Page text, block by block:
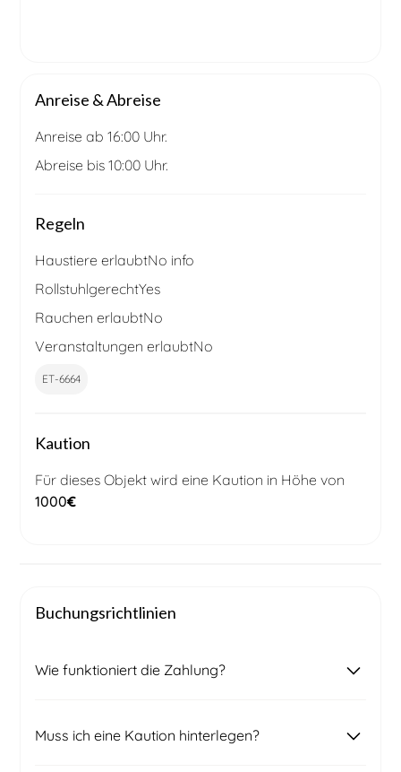
Anreise & Abreise
Anreise ab 16:00 Uhr.
Abreise bis 10:00 Uhr.
Regeln
Haustiere erlaubtNo info
RollstuhlgerechtYes
Rauchen erlaubtNo
Veranstaltungen erlaubtNo
ET-6664
Kaution
Für dieses Objekt wird eine Kaution in Höhe von
1000€
Buchungsrichtlinien
Wie funktioniert die Zahlung?
unser lokales Team mit Ihnen in Verbindung
Muss ich eine Kaution hinterlegen?